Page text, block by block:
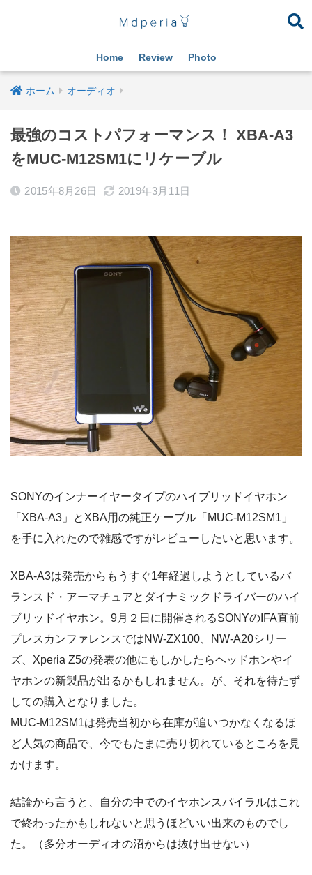
Home Review Photo
ホーム オーディオ
最強のコストパフォーマンス！ XBA-A3
をMUC-M12SM1にリケーブル
2015年8月26日 2019年3月11日
SONYのインナーイヤータイプのハイブリッドイヤホン
「XBA-A3」とXBA用の純正ケーブル「MUC-M12SM1」
を手に入れたので雑感ですがレビューしたいと思います。
XBA-A3は発売からもうすぐ1年経過しようとしているバ
ランスド・アーマチュアとダイナミックドライバーのハイ
ブリッドイヤホン。9月２日に開催されるSONYのIFA直前
プレスカンファレンスではNW-ZX100、NW-A20シリー
ズ、Xperia Z5の発表の他にもしかしたらヘッドホンやイ
ヤホンの新製品が出るかもしれません。が、それを待たず
しての購入となりました。
MUC-M12SM1は発売当初から在庫が追いつかなくなるほ
ど人気の商品で、今でもたまに売り切れているところを見
かけます。
結論から言うと、自分の中でのイヤホンスパイラルはこれ
で終わったかもしれないと思うほどいい出来のものでし
た。（多分オーディオの沼からは抜け出せない）